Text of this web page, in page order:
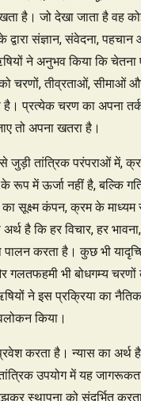
है। जो देखा जाता है वह
संज्ञान, संवेदना,
ने अनुभव किया कि चेतना
चरणों, तीव्रताओं, सीमाओं
है। प्रत्येक चरण का अपना
तो अपना खतरा है।
से जुड़ी तांत्रिक परंपराओं में,
के रूप में ऊर्जा नहीं है, बल्कि
सूक्ष्म कंपन, क्रम के माध्यम
है कि हर विचार, हर
पालन करता है। कुछ भी
गलतफहमी भी बोधगम्य चरणों
ने इस प्रक्रिया का
किया।
करता है। न्यास का अर्थ
उपयोग में यह
स्थापना को संदर्भित